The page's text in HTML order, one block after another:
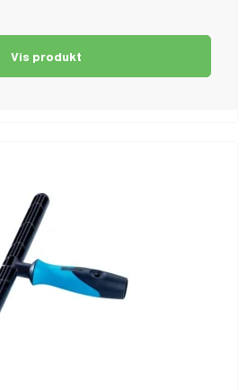
Vis produkt